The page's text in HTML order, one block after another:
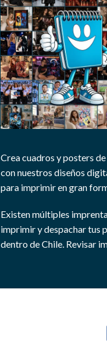
Crea cuadros y posters
con nuestros diseños
para imprimir en gran
Existen múltiples
imprimir y despachar tus
dentro de Chile. Revisar